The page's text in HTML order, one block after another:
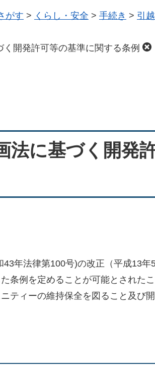
がす > くらし・安全 > 手続き > 引
開発許可等の基準に関する条例
法に基づく開発
43年法律第100号)の改正（平成13
条例を定めることが可能とされた
ティーの維持保全を図ること及び